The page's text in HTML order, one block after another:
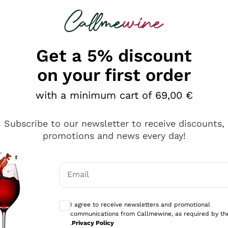
looking for
è male ma secondo me ci sono alternative che
Get a 5% discount
on your first order
with a minimum cart of 69,00 €
Subscribe to our newsletter to receive discounts,
promotions and news every day!
Email
I agree to receive newsletters and promotional
communications from Callmewine, as required by
.Privacy Policy